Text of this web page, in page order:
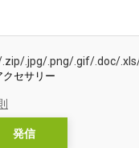
.zip/.jpg/.png/.gif/.doc/
クセサリー
発信